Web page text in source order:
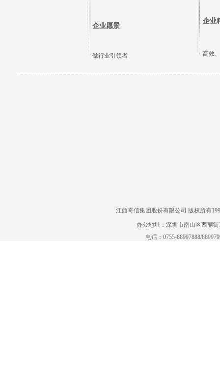
企业愿景
做行业引领者
企业
高效
江西奇信集团股份有限公司 版权所有
办公地址：深圳市南山区西丽
电话：0755-88997888/